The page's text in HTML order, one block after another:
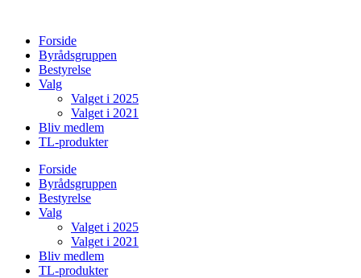
indholdForside
Byrådsgruppen
Bestyrelse
Valg
Valget i 2025
Valget i 2021
Bliv medlem
TL-produkter
Forside
Byrådsgruppen
Bestyrelse
Valg
Valget i 2025
Valget i 2021
Bliv medlem
TL-produkter